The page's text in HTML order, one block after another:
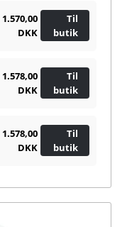
1.570,00
DKK
Til
butik
1.578,00
DKK
Til
butik
1.578,00
DKK
Til
butik